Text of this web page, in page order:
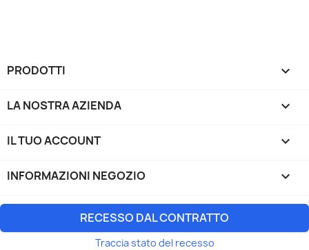
PRODOTTI 
LA NOSTRA AZIENDA 
IL TUO ACCOUNT 
INFORMAZIONI NEGOZIO keyboard_arrow_down
RECESSO DAL CONTRATTO
Traccia stato del recesso